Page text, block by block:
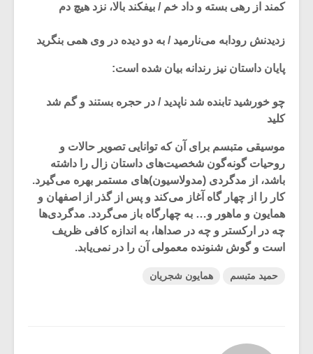
کمند از رهی بسته و داد خم / بیفکند بالا، نزد هیچ دم
زدیدنش رودابه می‌نارمید / به دو دیده در وی همی بنگرید
پایان داستان نیز رندانه بیان شده است:
چو خورشید تابنده شد ناپدید / در حجره بستند و گم شد
کلید
موسیقی متبسم برای آن که توانایی تصویر حالات و
روحیات گونه‌گون شخصیت‌های داستان زال را داشته
باشد، از مدگردی (مدولاسیون)‌های مستمر بهره می‌گیرد.
کار را از چهار گاه آغاز می‌کند و پس از گذر از اصفهان و
همایون و ماهور و… به چهارگاه باز می‌گردد. مدگردی‌ها
چه در ارکستر و چه در صداها، به اندازه کافی ظریف
است و گوش شنونده معمولی آن را در نمی‌یابد.
حمید متبسم همایون شجریان